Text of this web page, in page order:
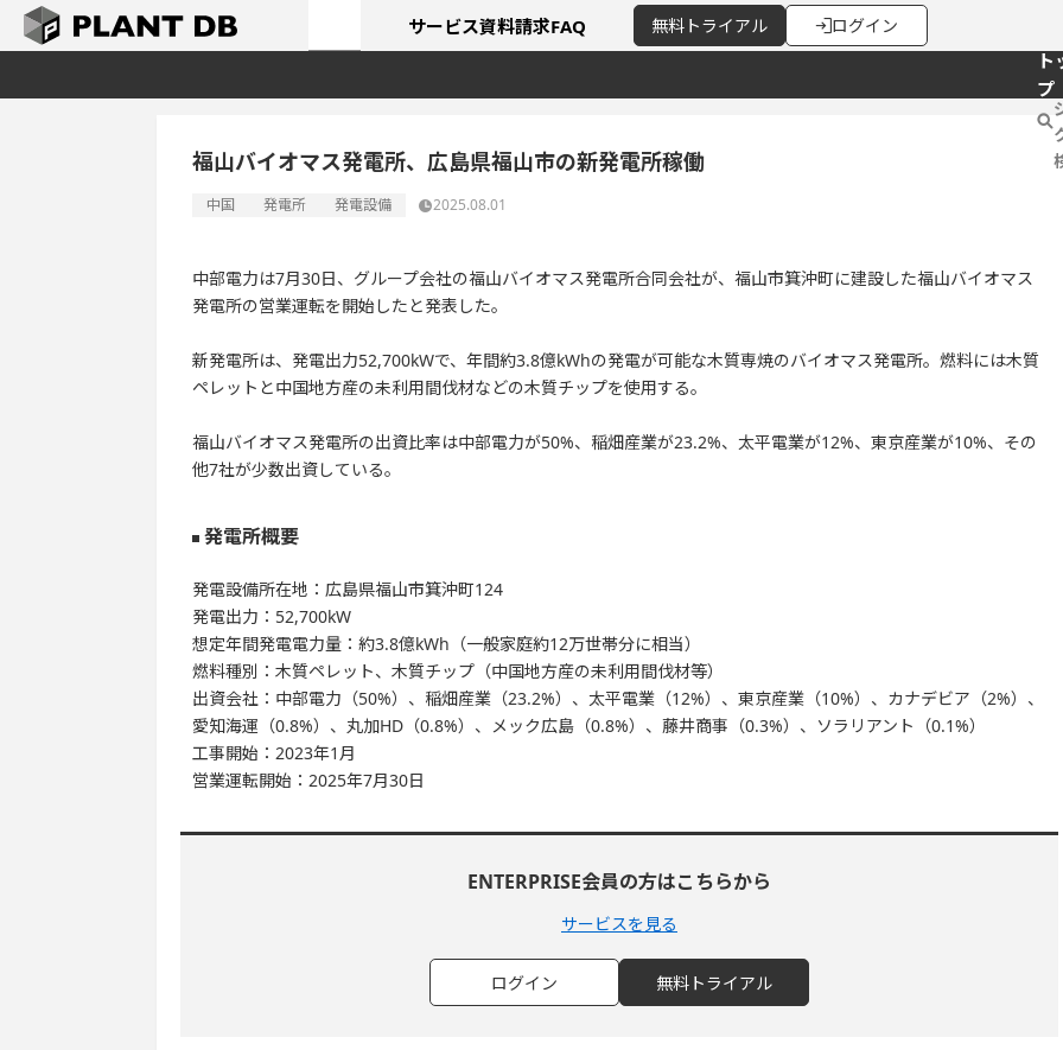
無料 トライアル ログイン
サービス資料請求FAQ
ト
プ
福山バイオマス発電所、広島県福山市の新発電所稼働
中国 発電所 発電設備 2025.08.01
中部電力は7月30日、グループ会社の福山バイオマス発電所合同会社が、福山市箕沖町に建設した福山バイオマス
発電所の営業運転を開始したと発表した。
新発電所は、発電出力52,700kWで、年間約3.8億kWhの発電が可能な木質専焼のバイオマス発電所。燃料には木質
ペレットと中国地方産の未利用間伐材などの木質チップを使用する。
福山バイオマス発電所の出資比率は中部電力が50%、稲畑産業が23.2%、太平電業が12%、東京産業が10%、その
他7社が少数出資している。
発電所概要
発電設備所在地：広島県福山市箕沖町124
発電出力：52,700kW
想定年間発電電力量：約3.8億kWh（一般家庭約12万世帯分に相当）
燃料種別：木質ペレット、木質チップ（中国地方産の未利用間伐材等）
出資会社：中部電力（50%）、稲畑産業（23.2%）、太平電業（12%）、東京産業（10%）、カナデビア（2%）、
愛知海運（0.8%）、丸加HD（0.8%）、メック広島（0.8%）、藤井商事（0.3%）、ソラリアント（0.1%）
工事開始：2023年1月
営業運転開始：2025年7月30日
ENTERPRISE会員の方はこちらから
サービスを見る
ログイン 無料トライアル